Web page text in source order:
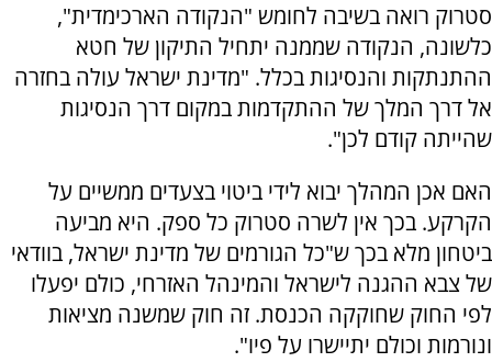
סטרוק רואה בשיבה לחומש "הנקודה הארכימדית",
כלשונה, הנקודה שממנה יתחיל התיקון של חטא
ההתנתקות והנסיגות בכלל. "מדינת ישראל עולה בחזרה
אל דרך המלך של ההתקדמות במקום דרך הנסיגות
שהייתה קודם לכן".
האם אכן המהלך יבוא לידי ביטוי בצעדים ממשיים על
הקרקע. בכך אין לשרה סטרוק כל ספק. היא מביעה
ביטחון מלא בכך ש"כל הגורמים של מדינת ישראל, בוודאי
של צבא ההגנה לישראל והמינהל האזרחי, כולם יפעלו
לפי החוק שחוקקה הכנסת. זה חוק שמשנה מציאות
ונורמות וכולם יתיישרו על פיו".